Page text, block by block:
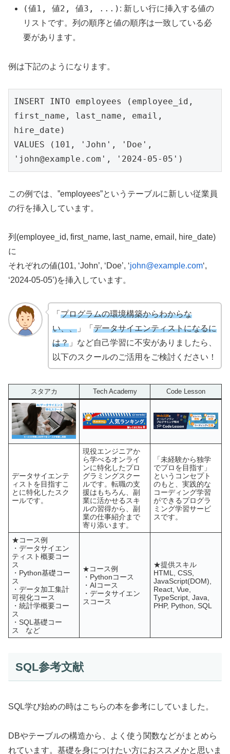
(値1, 値2, 値3, ...) : 新しい行に挿入する値の
リストです。列の順序と値の順序は一致している必
要があります。
例は下記のようになります。
INSERT INTO employees (employee_id,
first_name, last_name, email,
hire_date)
VALUES (101, 'John', 'Doe',
'john@example.com', '2024-05-05')
この例では、”employees”というテーブルに新しい従業員
の行を挿入しています。
列(employee_id, first_name, last_name, email, hire_date)
に
それぞれの値(101, ‘John’, ‘Doe’, ‘john@example.com‘,
‘2024-05-05’)を挿入しています。
「 プログラムの環境構築からわからな
い、、」「 データサイエンティストになるに
は？」など自己学習に不安がありましたら、
以下のスクールのご活用をご検討ください！
スタアカ Tech Academy Code Lesson
データサイエンテ
ィストを目指すこ
とに特化したスク
ールです。
現役エンジニアか
ら学べるオンライ
ンに特化したプロ
グラミングスクー
ルです。転職の支
援はもちろん、副
業に活かせるスキ
ルの習得から、副
業の仕事紹介まで
寄り添います。
「未経験から独学
でプロを目指す」
というコンセプト
のもと、実践的な
コーディング学習
ができるプログラ
ミング学習サービ
スです。
★コース例
・データサイエン
ティスト概要コー
ス
・Python基礎コー
ス
・データ加工集計
可視化コース
・統計学概要コー
ス
・SQL基礎コー
ス
など
★ コース例
・Pythonコース
・AIコース
・データサイエン
スコース
★提供スキル
HTML, CSS,
JavaScript(DOM),
React, Vue,
TypeScript, Java,
PHP, Python, SQL
SQL参考文献
SQL学び始めの時はこちらの本を参考にしていました。
DBやテーブルの構造から、よく使う関数などがまとめら
れています。基礎を身につけたい方におススメかと思いま